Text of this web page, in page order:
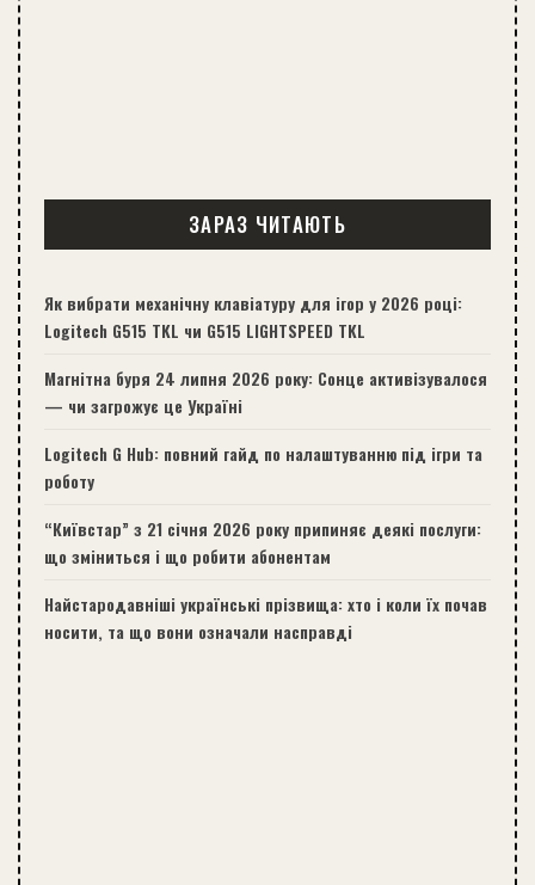
ЗАРАЗ ЧИТАЮТЬ
Як вибрати механічну клавіатуру для ігор у 2026 році:
Logitech G515 TKL чи G515 LIGHTSPEED TKL
Магнітна буря 24 липня 2026 року: Сонце активізувалося
— чи загрожує це Україні
Logitech G Hub: повний гайд по налаштуванню під ігри та
роботу
“Київстар” з 21 січня 2026 року припиняє деякі послуги:
що зміниться і що робити абонентам
Найстародавніші українські прізвища: хто і коли їх почав
носити, та що вони означали насправді